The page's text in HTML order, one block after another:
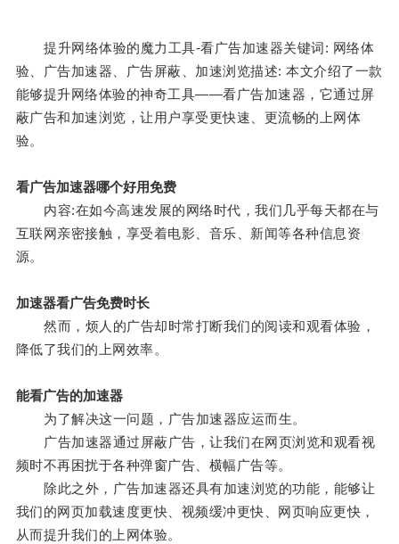
提升网络体验的魔力工具-看广告加速器关键词: 网络体
验、广告加速器、广告屏蔽、加速浏览描述: 本文介绍了一款
能够提升网络体验的神奇工具——看广告加速器，它通过屏
蔽广告和加速浏览，让用户享受更快速、更流畅的上网体
验。
看广告加速器哪个好用免费
内容:在如今高速发展的网络时代，我们几乎每天都在与
互联网亲密接触，享受着电影、音乐、新闻等各种信息资
源。
加速器看广告免费时长
然而，烦人的广告却时常打断我们的阅读和观看体验，
降低了我们的上网效率。
能看广告的加速器
为了解决这一问题，广告加速器应运而生。
广告加速器通过屏蔽广告，让我们在网页浏览和观看视
频时不再困扰于各种弹窗广告、横幅广告等。
除此之外，广告加速器还具有加速浏览的功能，能够让
我们的网页加载速度更快、视频缓冲更快、网页响应更快，
从而提升我们的上网体验。